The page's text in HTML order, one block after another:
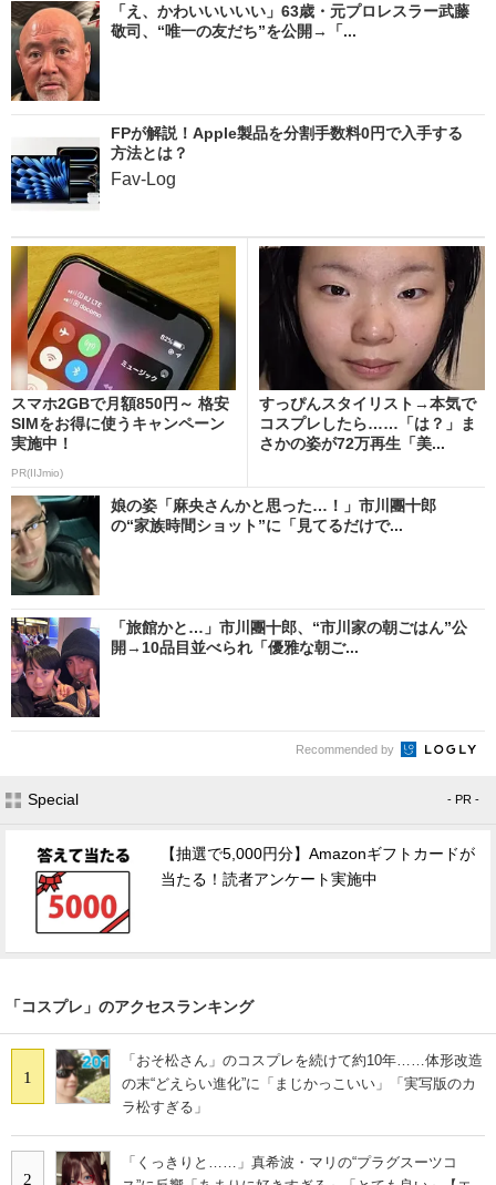
「え、かわいいいいい」63歳・元プロレスラー武藤
敬司、“唯一の友だち”を公開→「...
FPが解説！Apple製品を分割手数料0円で入手する
方法とは？
Fav-Log
スマホ2GBで月額850円～ 格安
SIMをお得に使うキャンペーン
実施中！
PR(IIJmio)
すっぴんスタイリスト→本気で
コスプレしたら……「は？」ま
さかの姿が72万再生「美...
娘の姿「麻央さんかと思った…！」市川團十郎
の“家族時間ショット”に「見てるだけで...
「旅館かと…」市川團十郎、“市川家の朝ごはん”公
開→10品目並べられ「優雅な朝ご...
Recommended by
Special - PR -
【抽選で5,000円分】Amazonギフトカードが
当たる！読者アンケート実施中
「コスプレ」のアクセスランキング
1
「おそ松さん」のコスプレを続けて約10年……体形改造
の末“どえらい進化”に「まじかっこいい」「実写版のカ
ラ松すぎる」
2
「くっきりと……」真希波・マリの“プラグスーツコ